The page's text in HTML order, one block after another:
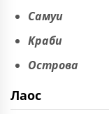
Самуи
Краби
Острова
Лаос